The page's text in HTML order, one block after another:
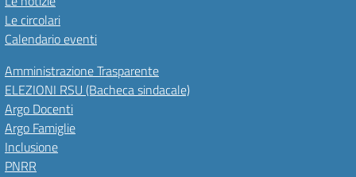
Le circolari
Calendario eventi
Amministrazione Trasparente
ELEZIONI RSU (Bacheca sindacale)
Argo Docenti
Argo Famiglie
Inclusione
PNRR